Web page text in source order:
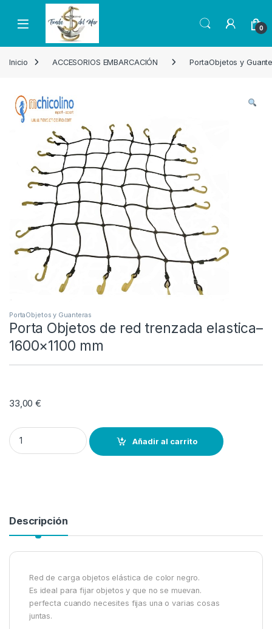
Skip to navigation
Skip to content
Open 0
Inicio ACCESORIOS EMBARCACIÓN PortaObjetos y
PortaObjetos y Guanteras
Porta Objetos de red trenzada elastica–
1600×1100 mm
33,00€
Porta Objetos de red trenzada elastica--1600x1100 mm quantity
Añadir al carrito
Descripción
Red de carga objetos elástica de color negro.
Es ideal para fijar objetos y que no se muevan.
perfecta cuando necesites fijas una o varias cosas
juntas.